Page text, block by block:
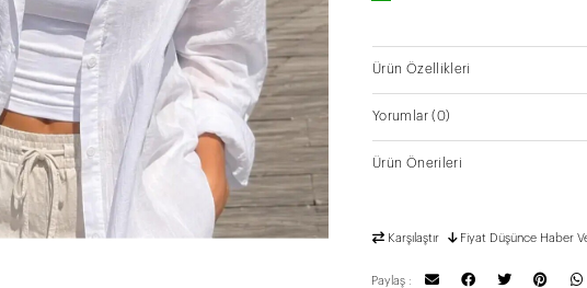
Ürün Özellikleri
Yorumlar(0)
Ürün Önerileri
Karşılaştır Fiyat Düşünce Haber
Paylaş :